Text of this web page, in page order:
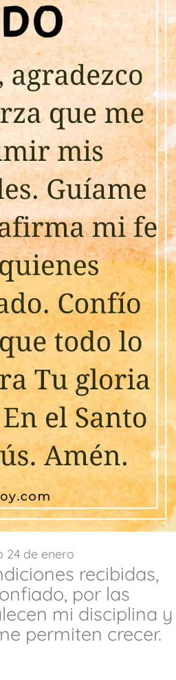
24 de enero
recibidas,
por las
mi disciplina y
permiten crecer.